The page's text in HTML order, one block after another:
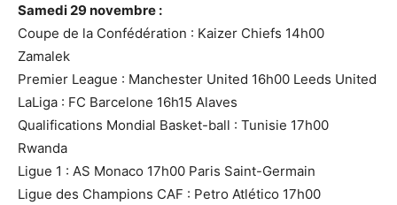
Samedi 29 novembre :
Coupe de la Confédération : Kaizer Chiefs 14h00
Zamalek
Premier League : Manchester United 16h00 Leeds United
LaLiga : FC Barcelone 16h15 Alaves
Qualifications Mondial Basket-ball : Tunisie 17h00
Rwanda
Ligue 1 : AS Monaco 17h00 Paris Saint-Germain
Ligue des Champions CAF : Petro Atlético 17h00